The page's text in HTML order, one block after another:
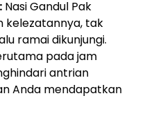
Nasi Gandul Pak
kelezatannya, tak
ramai dikunjungi.
pada jam
antrian
Anda mendapatkan